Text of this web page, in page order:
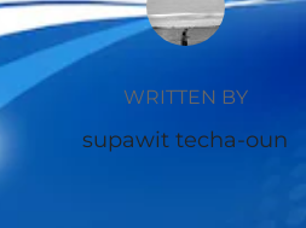
WRITTEN BY
supawit techa-oun